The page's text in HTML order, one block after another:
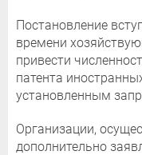
Постановление
времени
привести
патента
установленным
Организации,
дополнительно